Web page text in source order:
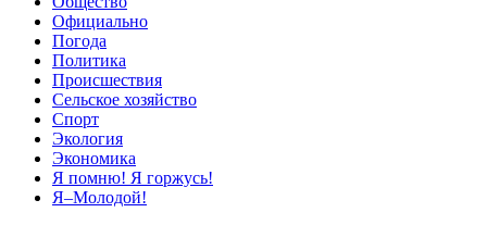
Официально
Погода
Политика
Происшествия
Сельское хозяйство
Спорт
Экология
Экономика
Я помню! Я горжусь!
Я–Молодой!